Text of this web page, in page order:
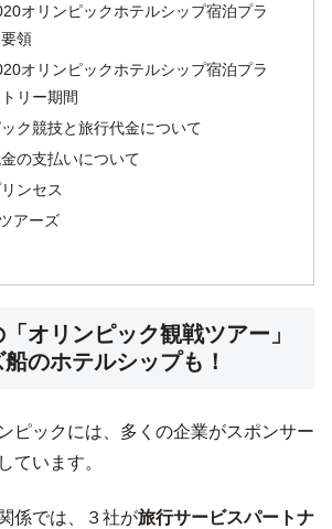
オリンピックホテルシップ宿泊プラ
領
オリンピックホテルシップ宿泊プラ
リー期間
ク競技と旅行代金について
の支払いについて
ンセス
アーズ
オリンピック観戦ツアー」
のホテルシップも！
ピックには、多くの企業がスポンサー
ています。
係では、３社が旅行サービスパートナ